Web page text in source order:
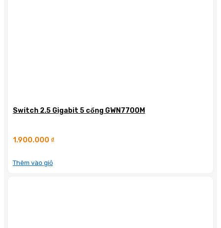
Switch 2.5 Gigabit 5 cổng GWN7700M
1.900.000 ₫
Thêm vào giỏ